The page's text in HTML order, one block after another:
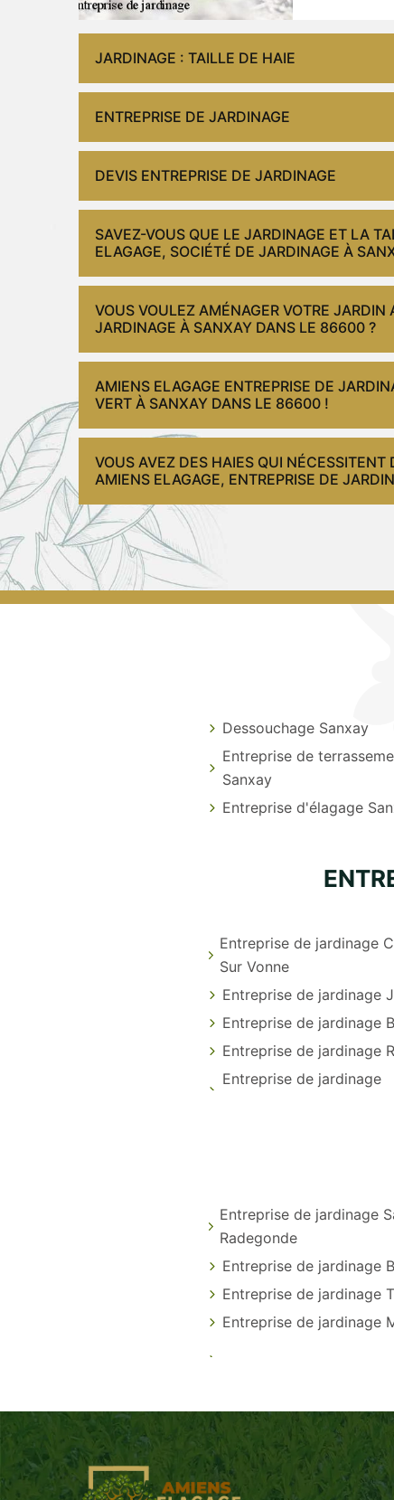
JARDINAGE : TAILLE DE HAIE
ENTREPRISE DE JARDINAGE
DEVIS ENTREPRISE DE JARDINAGE
SAVEZ-VOUS QUE LE JARDINAGE ET LA
ELAGAGE, SOCIÉTÉ DE JARDINAGE À
VOUS VOULEZ AMÉNAGER VOTRE
JARDINAGE À SANXAY DANS LE 86600 ?
AMIENS ELAGAGE ENTREPRISE DE
VERT À SANXAY DANS LE 86600 !
VOUS AVEZ DES HAIES QUI
AMIENS ELAGAGE, ENTREPRISE DE
Dessouchage Sanxay
Entreprise de
Sanxay
Entreprise d'élagage
Entreprise de jardinage
Sur Vonne
Entreprise de jardinage
Entreprise de jardinage
Entreprise de jardinage
Entreprise de jardinage
Entreprise de jardinage
Radegonde
Entreprise de jardinage
Entreprise de jardinage
Entreprise de jardinage